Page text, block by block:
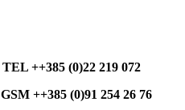
TEL ++385 (0)22 219 072
GSM ++385 (0)91 254 26 76